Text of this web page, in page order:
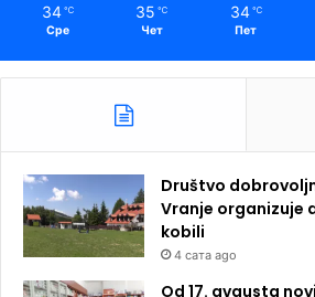
34 ℃
Сре
35 ℃
Чет
34 ℃
Пет
Društvo
Vranje organizuje
kobili
4 сата ago
Od 17. avgusta